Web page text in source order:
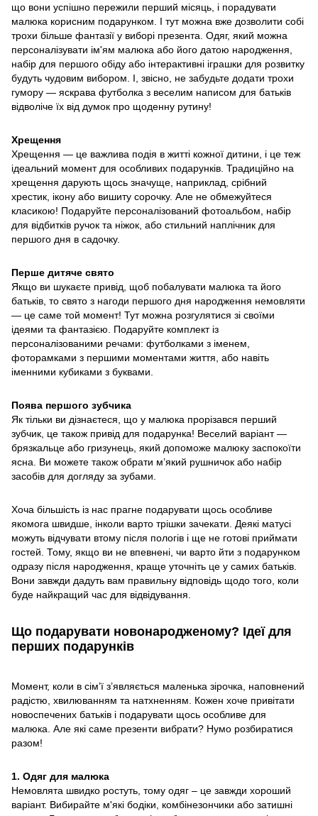
що вони успішно пережили перший місяць, і порадувати
малюка корисним подарунком. І тут можна вже дозволити собі
трохи більше фантазії у виборі презента. Одяг, який можна
персоналізувати ім'ям малюка або його датою народження,
набір для першого обіду або інтерактивні іграшки для розвитку
будуть чудовим вибором. І, звісно, не забудьте додати трохи
гумору — яскрава футболка з веселим написом для батьків
відволіче їх від думок про щоденну рутину!
Хрещення
Хрещення — це важлива подія в житті кожної дитини, і це теж
ідеальний момент для особливих подарунків. Традиційно на
хрещення дарують щось значуще, наприклад, срібний
хрестик, ікону або вишиту сорочку. Але не обмежуйтеся
класикою! Подаруйте персоналізований фотоальбом, набір
для відбитків ручок та ніжок, або стильний наплічник для
першого дня в садочку.
Перше дитяче свято
Якщо ви шукаєте привід, щоб побалувати малюка та його
батьків, то свято з нагоди першого дня народження немовляти
— це саме той момент! Тут можна розгулятися зі своїми
ідеями та фантазією. Подаруйте комплект із
персоналізованими речами: футболками з іменем,
фоторамками з першими моментами життя, або навіть
іменними кубиками з буквами.
Поява першого зубчика
Як тільки ви дізнаєтеся, що у малюка прорізався перший
зубчик, це також привід для подарунка! Веселий варіант —
брязкальце або гризунець, який допоможе малюку заспокоїти
ясна. Ви можете також обрати м’який рушничок або набір
засобів для догляду за зубами.
Хоча більшість із нас прагне подарувати щось особливе
якомога швидше, інколи варто трішки зачекати. Деякі матусі
можуть відчувати втому після пологів і ще не готові приймати
гостей. Тому, якщо ви не впевнені, чи варто йти з подарунком
одразу після народження, краще уточніть це у самих батьків.
Вони завжди дадуть вам правильну відповідь щодо того, коли
буде найкращий час для відвідування.
Що подарувати новонародженому? Ідеї для
перших подарунків
Момент, коли в сім’ї з’являється маленька зірочка, наповнений
радістю, хвилюванням та натхненням. Кожен хоче привітати
новоспечених батьків і подарувати щось особливе для
малюка. Але які саме презенти вибрати? Нумо розбиратися
разом!
1. Одяг для малюка
Немовлята швидко ростуть, тому одяг – це завжди хороший
варіант. Вибирайте м'які бодіки, комбінезончики або затишні